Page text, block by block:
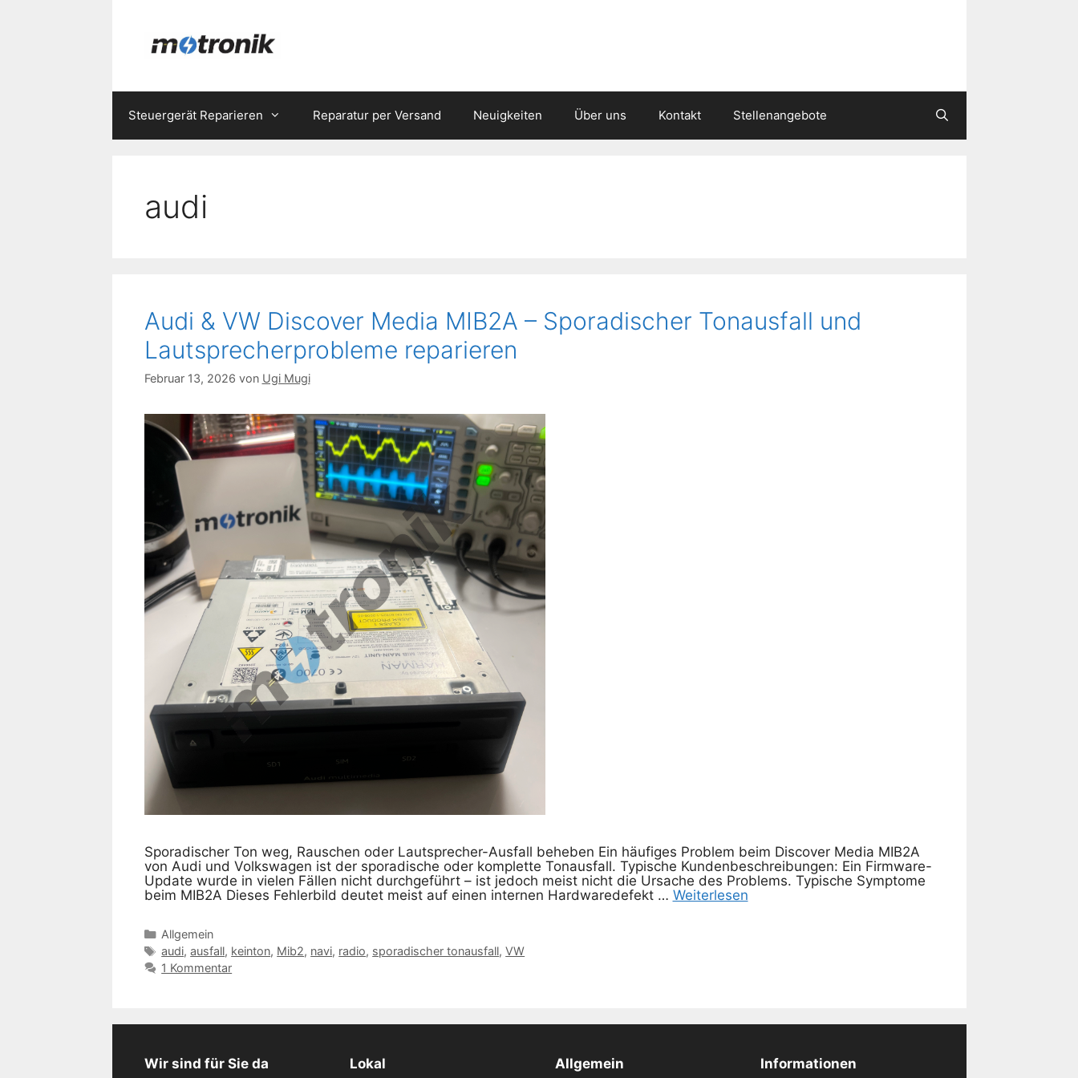
Steuergerät Reparieren Reparatur per Versand Neuigkeiten Über uns Kontakt Stellenangebote
audi
Audi & VW Discover Media MIB2A – Sporadischer Tonausfall und
Lautsprecherprobleme reparieren
Februar 13, 2026 von Ugi Mugi
Sporadischer Ton weg, Rauschen oder Lautsprecher-Ausfall beheben Ein häufiges Problem beim Discover Media MIB2A
von Audi und Volkswagen ist der sporadische oder komplette Tonausfall. Typische Kundenbeschreibungen: Ein Firmware-
Update wurde in vielen Fällen nicht durchgeführt – ist jedoch meist nicht die Ursache des Problems. Typische Symptome
beim MIB2A Dieses Fehlerbild deutet meist auf einen internen Hardwaredefekt … Weiterlesen
Kategorien
Allgemein
Schlagwörter
audi,ausfall, keinton, Mib2, navi, radio, sporadischer tonausfall,VW
1 Kommentar
Wir sind für Sie da Lokal Allgemein Informationen